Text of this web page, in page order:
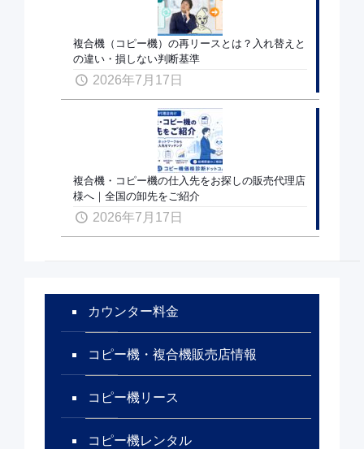
複合機（コピー機）の再リースとは？入れ替えと
の違い・損しない判断基準
2026年7月17日
複合機・コピー機の仕入先をお探しの販売代理店
様へ｜全国の卸先をご紹介
2026年7月17日
カウンター料金
コピー機・複合機販売店情報
コピー機リース
コピー機レンタル